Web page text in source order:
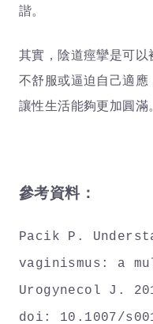
諧。
其實，陰道痙攣是可
不舒服或逼迫自己適應
讓性生活能夠更加圓滿。
參考資料：
Pacik P.
vaginismus: a
Urogynecol J.
doi: 10.1007/